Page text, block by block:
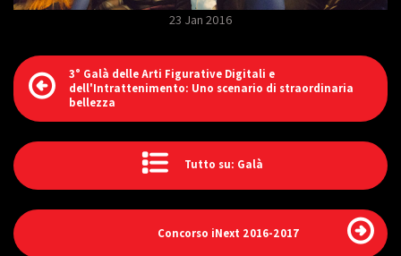
23 Jan 2016
3° Galà delle Arti Figurative Digitali e
dell'Intrattenimento: Uno scenario di straordinaria
bellezza
Tutto su: Galà
Concorso iNext 2016-2017